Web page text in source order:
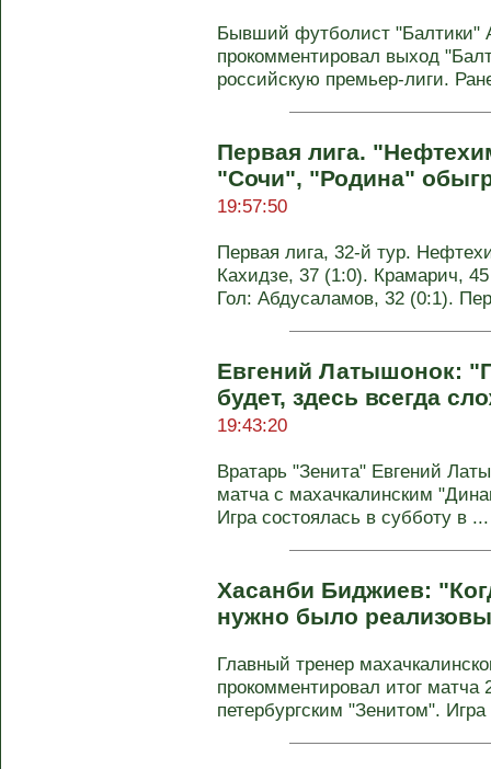
Бывший футболист "Балтики"
прокомментировал выход
российскую премьер-лиги.
Первая лига.
"Сочи", "Родина"
19:57:50
Первая лига, 32-й тур.
Кахидзе, 37 (1:0). Крамарич,
Гол: Абдусаламов, 32 (0:1).
Евгений Латышонок:
будет, здесь всегда
19:43:20
Вратарь "Зенита" Евгений
матча с махачкалинским
Игра состоялась в субботу в ...
Хасанби Биджиев:
нужно было
Главный тренер
прокомментировал итог
петербургским "Зенитом".